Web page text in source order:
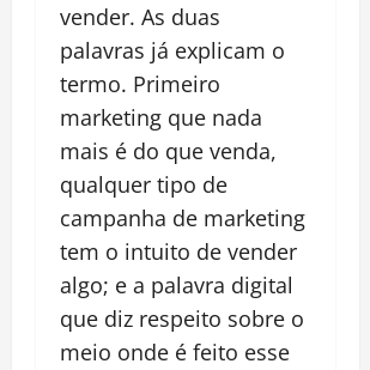
vender. As duas
palavras já explicam o
termo. Primeiro
marketing que nada
mais é do que venda,
qualquer tipo de
campanha de marketing
tem o intuito de vender
algo; e a palavra digital
que diz respeito sobre o
meio onde é feito esse